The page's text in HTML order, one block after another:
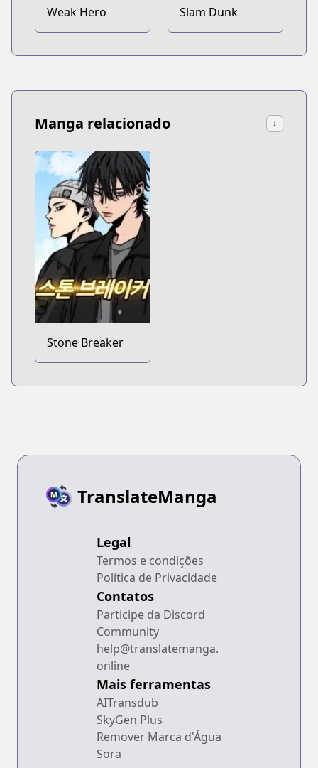
Weak Hero Slam Dunk
Manga relacionado ↓
Stone Breaker
TranslateManga
Legal
Termos e condições
Política de Privacidade
Contatos
Participe da Discord
Community
help@translatemanga.
online
Mais ferramentas
AITransdub
SkyGen Plus
Remover Marca d'Água
Sora